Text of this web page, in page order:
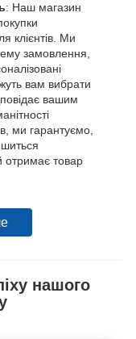
: Наш магазин
клієнтів. Ми
замовлення,
вам вибрати
вашим
ми гарантуємо,
отримає товар
нашого